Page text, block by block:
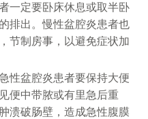
一定要卧床休息或取半卧
排出。慢性盆腔炎患者也
节制房事，以避免症状加
性盆腔炎患者要保持大便
便中带脓或有里急后重
溃破肠壁，造成急性腹膜